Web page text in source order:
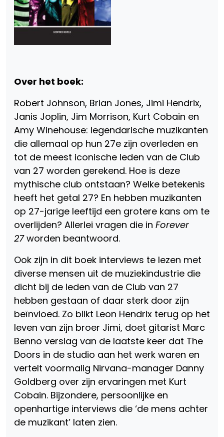
Over het boek:
Robert Johnson, Brian Jones, Jimi Hendrix,
Janis Joplin, Jim Morrison, Kurt Cobain en
Amy Winehouse: legendarische muzikanten
die allemaal op hun 27e zijn overleden en
tot de meest iconische leden van de Club
van 27 worden gerekend. Hoe is deze
mythische club ontstaan? Welke betekenis
heeft het getal 27? En hebben muzikanten
op 27-jarige leeftijd een grotere kans om te
overlijden? Allerlei vragen die in Forever
27worden beantwoord.
Ook zijn in dit boek interviews te lezen met
diverse mensen uit de muziekindustrie die
dicht bij de leden van de Club van 27
hebben gestaan of daar sterk door zijn
beïnvloed. Zo blikt Leon Hendrix terug op het
leven van zijn broer Jimi, doet gitarist Marc
Benno verslag van de laatste keer dat The
Doors in de studio aan het werk waren en
vertelt voormalig Nirvana-manager Danny
Goldberg over zijn ervaringen met Kurt
Cobain. Bijzondere, persoonlijke en
openhartige interviews die ‘de mens achter
de muzikant’ laten zien.